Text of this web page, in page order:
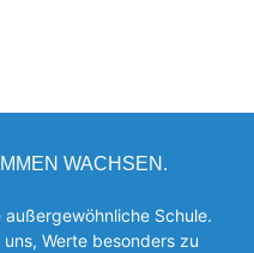
WACHSEN.
Schule.
Werte besonders zu